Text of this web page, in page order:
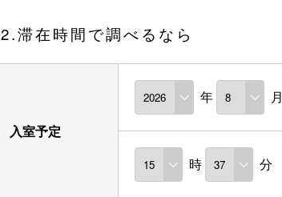
2.滞在時間で調べるなら
入室予定
年 月
時 分